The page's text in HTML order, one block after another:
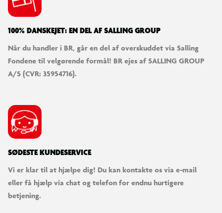
100% DANSKEJET: EN DEL AF SALLING GROUP
Når du handler i BR, går en del af overskuddet via Salling
Fondene til velgørende formål! BR ejes af SALLING GROUP
A/S (CVR: 35954716).
SØDESTE KUNDESERVICE
Vi er klar til at hjælpe dig! Du kan kontakte os via e-mail
eller få hjælp via chat og telefon for endnu hurtigere
betjening.